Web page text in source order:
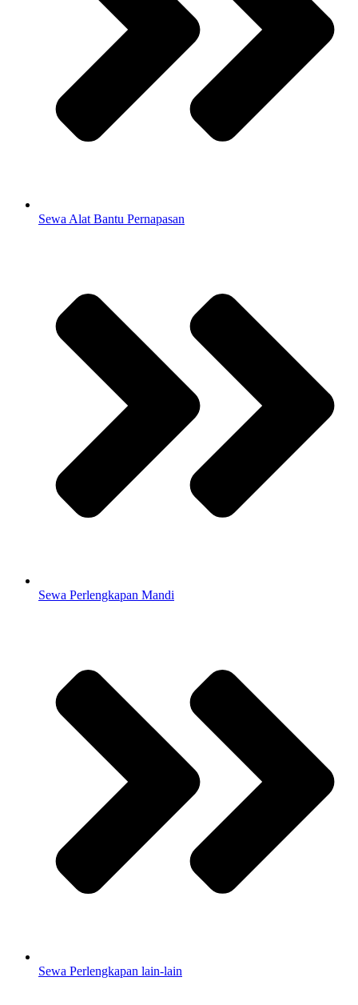
Sewa Alat Bantu Pernapasan
Sewa Perlengkapan Mandi
Sewa Perlengkapan lain-lain